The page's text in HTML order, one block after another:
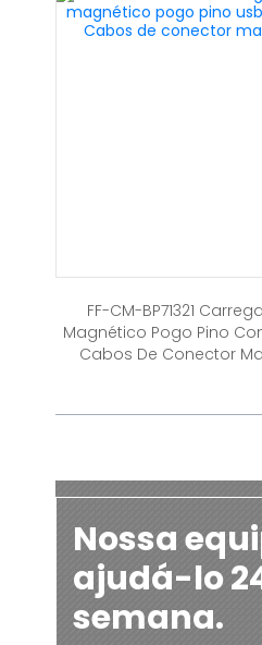
FF-CM-BP71321
Magnético Pogo Pino
Cabos De Conector
Nossa
ajudá-lo
semana.